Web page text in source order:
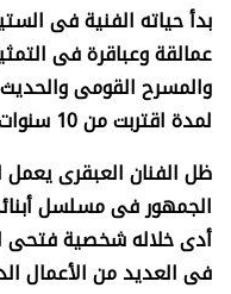
بدأ حياته الفنية فى
عمالقة وعباقرة فى
والمسرح القومى
لمدة اقتربت من 10 سنوات
ظل الفنان العبقرى
أدى خلاله شخصية فتحى
فى العديد من الأعمال